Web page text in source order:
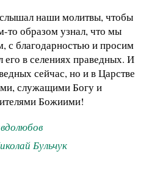
наши молитвы, чтобы
то образом узнал, что мы
с благодарностью и просим
в селениях праведных. И
сейчас, но и в Царстве
служащими Богу и
Божиими!
Бульчук